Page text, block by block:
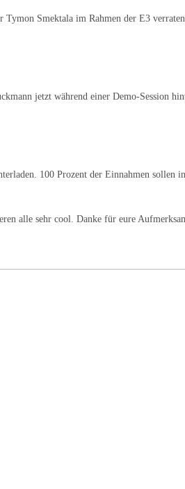
Smektala im Rahmen der E3
jetzt während einer Demo-Session
100 Prozent der Einnahmen sollen
alle sehr cool. Danke für eure